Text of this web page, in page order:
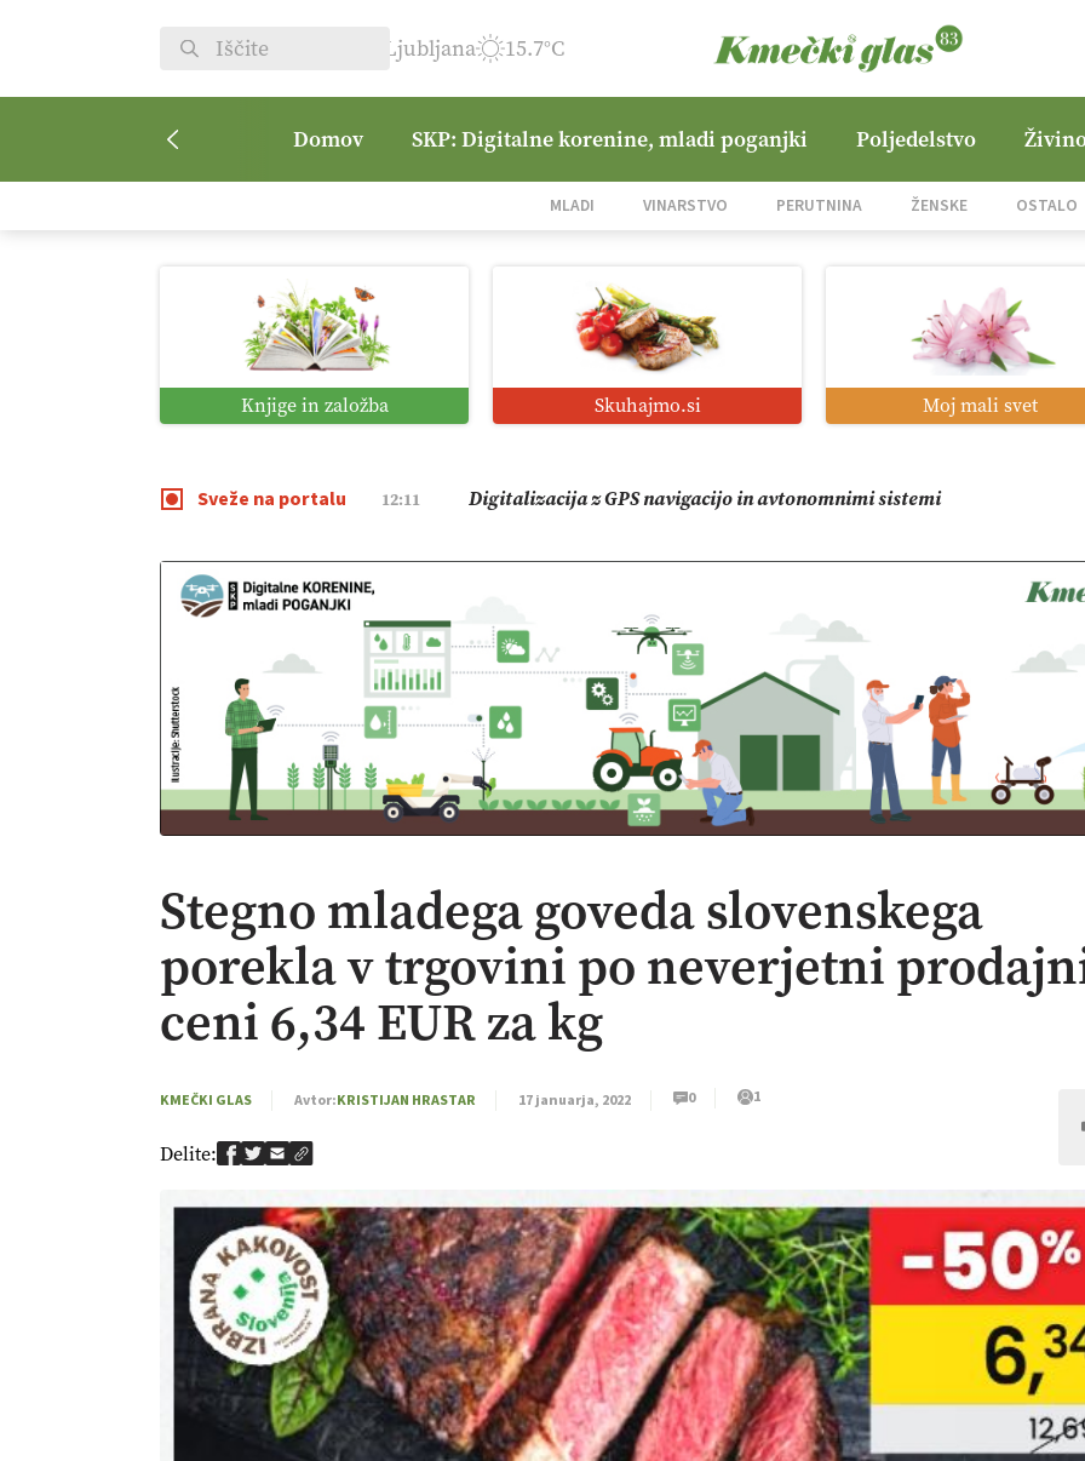
Ljubljana 15.7°C
Domov SKP: Digitalne korenine, mladi poganjki Poljedelstvo
MLADI VINARSTVO PERUTNINA ŽENSKE OSTALO
Knjige in založba Skuhajmo.si Moj mali svet
Sveže na portalu
08:50 Vrt Dvorjane Hills
01:38 Digitalno od satelita do prašičjega korita
12:11 Digitalizacija z GPS navigacijo in avtonomnimi sistemi
09:09 Pomagajmo družini Bregar po uničujočem požaru
Stegno mladega goveda slovenskega
porekla v trgovini po neverjetni
ceni 6,34 EUR za kg
KMEČKI GLAS Avtor:KRISTIJAN HRASTAR 17 januarja, 2022 0 1
Delite: